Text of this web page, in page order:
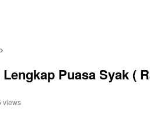
Puasa Syak (
views